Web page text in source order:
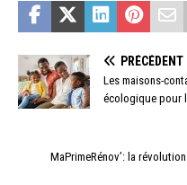
PRÉCÉDENT
Les maisons-
écologique pour
MaPrimeRénov’: la